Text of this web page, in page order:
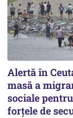
Alertă în
masă a
sociale
forțele de